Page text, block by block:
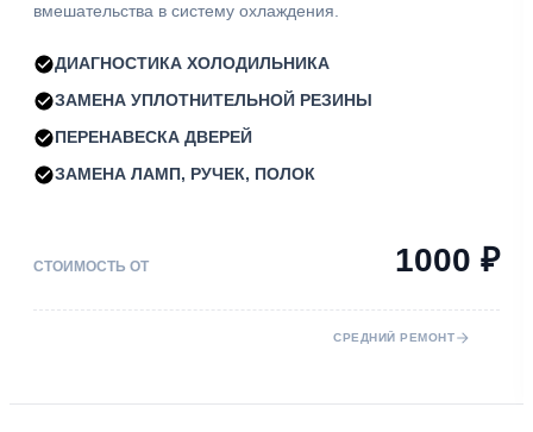
вмешательства в систему охлаждения.
ДИАГНОСТИКА ХОЛОДИЛЬНИКА
ЗАМЕНА УПЛОТНИТЕЛЬНОЙ РЕЗИНЫ
ПЕРЕНАВЕСКА ДВЕРЕЙ
ЗАМЕНА ЛАМП, РУЧЕК, ПОЛОК
СТОИМОСТЬ ОТ 1000 ₽
СРЕДНИЙ РЕМОНТ